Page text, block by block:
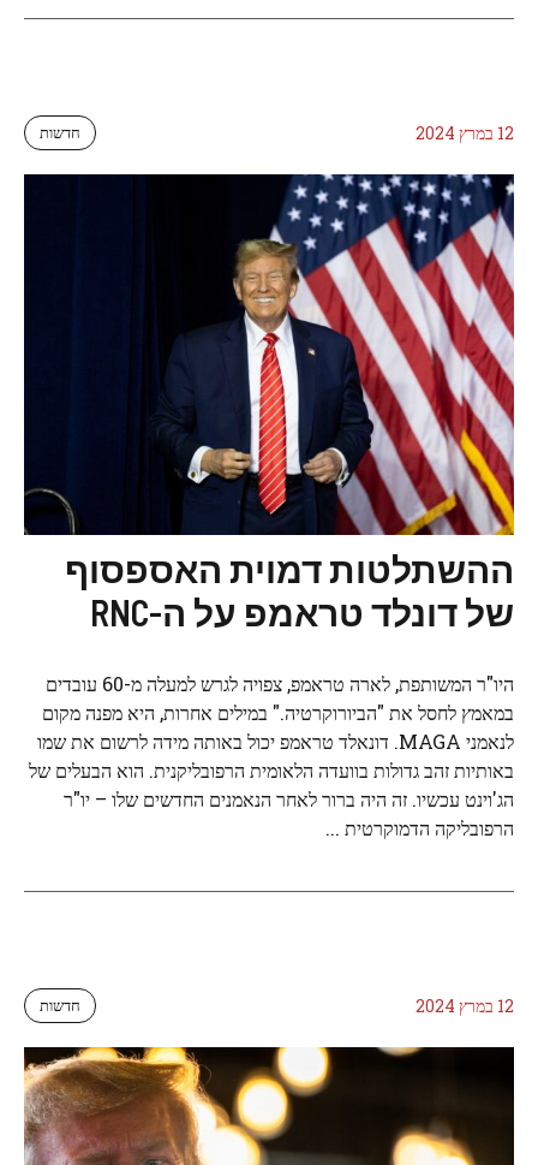
12 במרץ 2024 חדשות
ההשתלטות דמוית האספסוף
של דונלד טראמפ על ה-RNC
היו"ר המשותפת, לארה טראמפ, צפויה לגרש למעלה מ-60 עובדים
במאמץ לחסל את "הביורוקרטיה." במילים אחרות, היא מפנה מקום
לנאמני MAGA. דונאלד טראמפ יכול באותה מידה לרשום את שמו
באותיות זהב גדולות בוועדה הלאומית הרפובליקנית. הוא הבעלים של
הג'וינט עכשיו. זה היה ברור לאחר הנאמנים החדשים שלו – יו"ר
הרפובליקה הדמוקרטית ...
12 במרץ 2024 חדשות